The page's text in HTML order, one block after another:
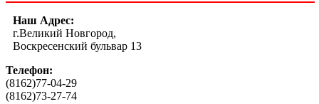
Наш Адрес:
г.Великий Новгород,
Воскресенский бульвар 13
Телефон:
(8162)77-04-29
(8162)73-27-74